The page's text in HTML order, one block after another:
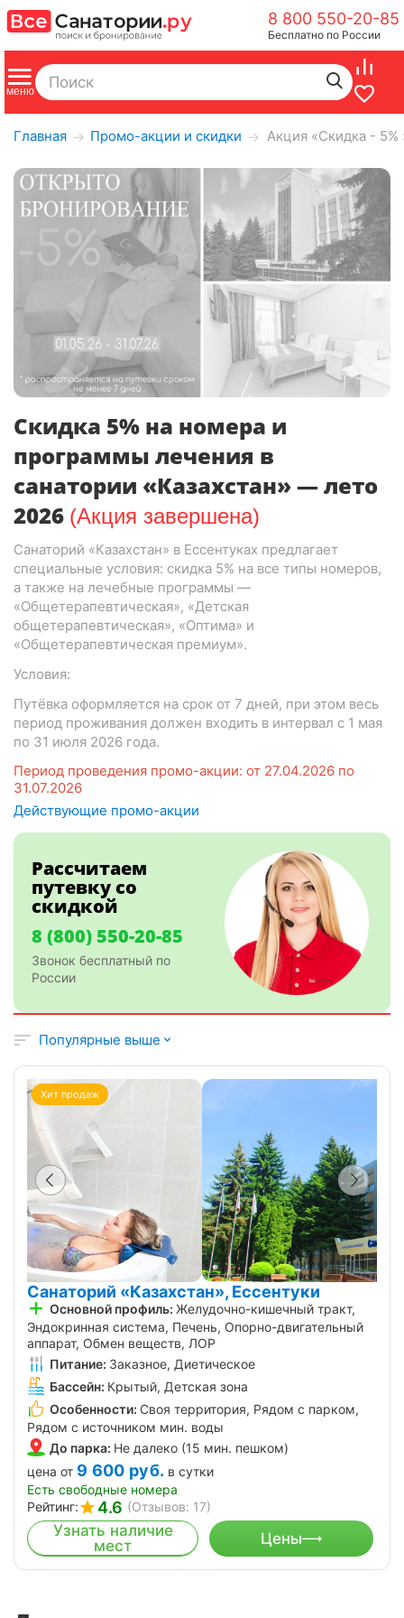
8 800 550-20-85
Бесплатно по России
Главная → Промо-акции и скидки → Акция «Скидка - 5%
Скидка 5% на номера и
программы лечения в
санатории «Казахстан» — лето
2026 (Акция завершена)
Санаторий «Казахстан» в Ессентуках предлагает
специальные условия: скидка 5% на все типы номеров,
а также на лечебные программы —
«Общетерапевтическая», «Детская
общетерапевтическая», «Оптима» и
«Общетерапевтическая премиум».
Условия:
Путёвка оформляется на срок от 7 дней, при этом весь
период проживания должен входить в интервал с 1 мая
по 31 июля 2026 года.
Период проведения промо-акции: от 27.04.2026 по
31.07.2026
Действующие промо-акции
Рассчитаем
путевку со
скидкой
8 (800) 550-20-85
Звонок бесплатный по
России
Популярные выше
Хит продаж
Санаторий «Казахстан», Ессентуки
Основной профиль: Желудочно-кишечный тракт,
Эндокринная система, Печень, Опорно-двигательный
аппарат, Обмен веществ, ЛОР
Питание: Заказное, Диетическое
Бассейн: Крытый, Детская зона
Особенности: Своя территория, Рядом с парком,
Рядом с источником мин. воды
До парка: Не далеко (15 мин. пешком)
цена от 9 600 руб. в сутки
Есть свободные номера
Рейтинг:
4.6 (Отзывов: 17)
Узнать наличие
мест
Цены